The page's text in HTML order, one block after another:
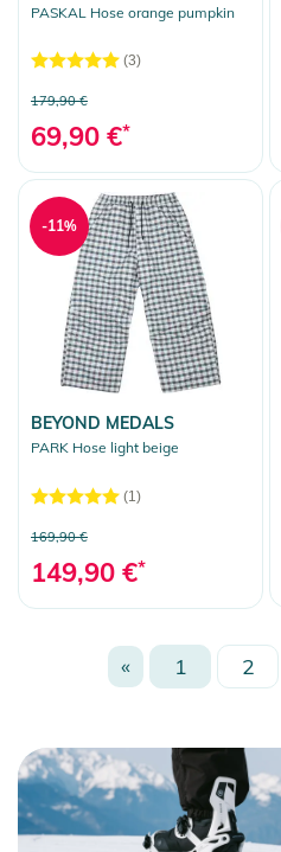
PASKAL Hose orange pumpkin
(3)
179,90 €
69,90 €*
BEYOND MEDALS
PARK Hose light beige
(1)
169,90 €
149,90 €*
-11%
« 1 2